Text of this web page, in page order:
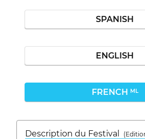
SPANISH
ENGLISH
FRENCH ML
Description du Festival
(